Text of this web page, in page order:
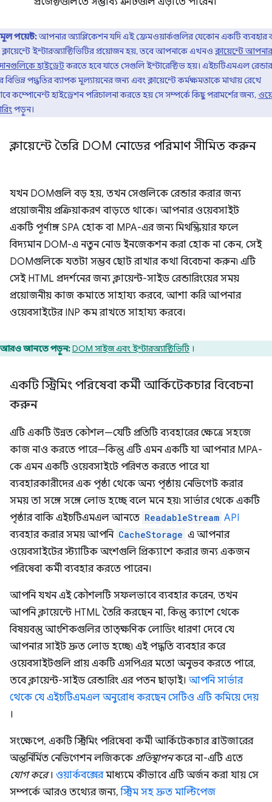
মূল পয়েন্ট:আপনার অ্যাপ্লিকেশন যদি এই ফ্রেমওয়ার্কগুলির যেকোন একটি ব্যবহার
ইন্টারঅ্যাক্টিভিটির প্রয়োজন হয়, তবে আপনাকে এখনওক্লায়েন্টে আপনার
হাইড্রেটকরতে হবে যাতে সেগুলি ইন্টারেক্টিভ হয়। এইচটিএমএল রেন্ডার
বিভিন্ন পদ্ধতির ব্যাপক মূল্যায়নের জন্য এবং ক্লায়েন্টে কর্মক্ষমতাকে মাথায় রেখে
কম্পোনেন্ট হাইড্রেশন পরিচালনা করতে হয় সে সম্পর্কে কিছু পরামর্শের জন্য,
পড়ুন।
ক্লায়েন্টে তৈরি DOM নোডের পরিমাণ সীমিত করুন
যখন DOMগুলি বড় হয়, তখন সেগুলিকে রেন্ডার করার জন্য
প্রয়োজনীয় প্রক্রিয়াকরণ বাড়তে থাকে। আপনার ওয়েবসাইট
একটি পূর্ণাঙ্গ SPA হোক বা MPA-এর জন্য মিথস্ক্রিয়ার ফলে
বিদ্যমান DOM-এ নতুন নোড ইনজেকশন করা হোক না কেন, সেই
DOMগুলিকে যতটা সম্ভব ছোট রাখার কথা বিবেচনা করুন৷ এটি
সেই HTML প্রদর্শনের জন্য ক্লায়েন্ট-সাইড রেন্ডারিংয়ের সময়
প্রয়োজনীয় কাজ কমাতে সাহায্য করবে, আশা করি আপনার
ওয়েবসাইটের INP কম রাখতে সাহায্য করবে।
আরও জানতে পড়ুন:DOM সাইজ এবং ইন্টারঅ্যাক্টিভিটি ।
একটি স্ট্রিমিং পরিষেবা কর্মী আর্কিটেকচার বিবেচনা
করুন
এটি একটি উন্নত কৌশল—যেটি প্রতিটি ব্যবহারের ক্ষেত্রে সহজে
কাজ নাও করতে পারে—কিন্তু এটি এমন একটি যা আপনার MPA-
কে এমন একটি ওয়েবসাইটে পরিণত করতে পারে যা
ব্যবহারকারীদের এক পৃষ্ঠা থেকে অন্য পৃষ্ঠায় নেভিগেট করার
সময় তা সঙ্গে সঙ্গে লোড হচ্ছে বলে মনে হয়৷ সার্ভার থেকে একটি
পৃষ্ঠার বাকি এইচটিএমএল আনতে ReadableStream API
ব্যবহার করার সময় আপনি CacheStorage এ আপনার
ওয়েবসাইটের স্ট্যাটিক অংশগুলি প্রিক্যাশে করার জন্য একজন
পরিষেবা কর্মী ব্যবহার করতে পারেন।
আপনি যখন এই কৌশলটি সফলভাবে ব্যবহার করেন, তখন
আপনি ক্লায়েন্টে HTML তৈরি করছেন না, কিন্তু ক্যাশে থেকে
বিষয়বস্তু আংশিকগুলির তাত্ক্ষণিক লোডিং ধারণা দেবে যে
আপনার সাইট দ্রুত লোড হচ্ছে৷ এই পদ্ধতি ব্যবহার করে
ওয়েবসাইটগুলি প্রায় একটি এসপিএর মতো অনুভব করতে পারে,
তবে ক্লায়েন্ট-সাইড রেন্ডারিং এর পতন ছাড়াই। আপনি সার্ভার
থেকে যে এইচটিএমএল অনুরোধ করছেন সেটিও এটি কমিয়ে দেয়
।
সংক্ষেপে, একটি স্ট্রিমিং পরিষেবা কর্মী আর্কিটেকচার ব্রাউজারের
অন্তর্নির্মিত নেভিগেশন লজিককে প্রতিস্থাপনকরে না-এটি এতে
যোগ করে। ওয়ার্কবক্সেরমাধ্যমে কীভাবে এটি অর্জন করা যায় সে
সম্পর্কে আরও তথ্যের জন্য,স্ট্রিম সহ দ্রুত মাল্টিপেজ